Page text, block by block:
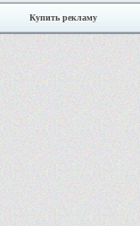
Купить рекламу